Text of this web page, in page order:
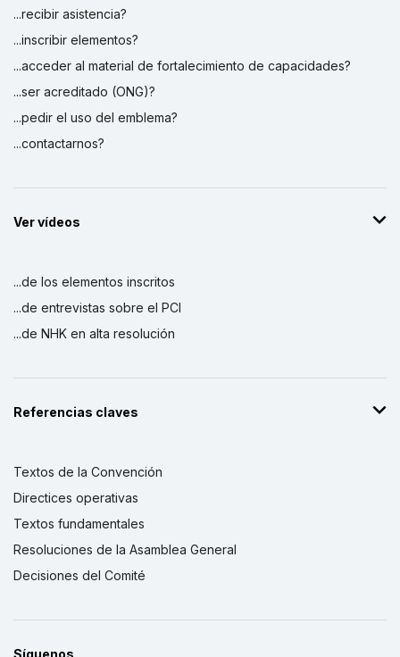
...recibir asistencia?
...inscribir elementos?
...acceder al material de fortalecimiento de capacidades?
...ser acreditado (ONG)?
...pedir el uso del emblema?
...contactarnos?
Ver vídeos
...de los elementos inscritos
...de entrevistas sobre el PCI
...de NHK en alta resolución
Referencias claves
Textos de la Convención
Directices operativas
Textos fundamentales
Resoluciones de la Asamblea General
Decisiones del Comité